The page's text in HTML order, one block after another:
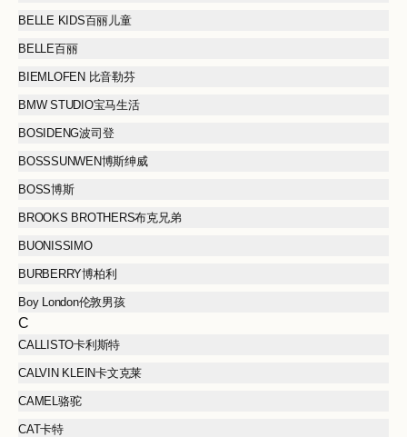
BELLE KIDS百丽儿童
BELLE百丽
BIEMLOFEN 比音勒芬
BMW STUDIO宝马生活
BOSIDENG波司登
BOSSSUNWEN博斯绅威
BOSS博斯
BROOKS BROTHERS布克兄弟
BUONISSIMO
BURBERRY博柏利
Boy London伦敦男孩
C
CALLISTO卡利斯特
CALVIN KLEIN卡文克莱
CAMEL骆驼
CAT卡特